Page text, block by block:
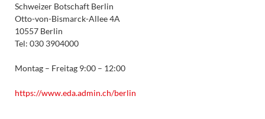
Schweizer Botschaft Berlin
Otto-von-Bismarck-Allee 4A
10557 Berlin
Tel: 030 3904000
Montag – Freitag 9:00 – 12:00
https://www.eda.admin.ch/berlin